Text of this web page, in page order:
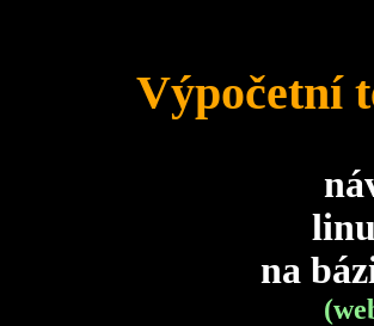
Výpočetní
na